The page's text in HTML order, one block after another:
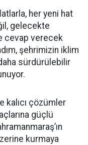
her yeni hat
gelecekte
cevap verecek
şehrimizin iklim
sürdürülebilir
kalıcı çözümler
güçlü
kurmaya